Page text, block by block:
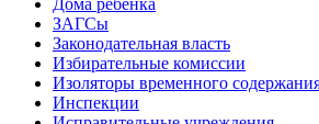
ЗАГСы
Законодательная власть
Избирательные комиссии
Изоляторы временного
Инспекции